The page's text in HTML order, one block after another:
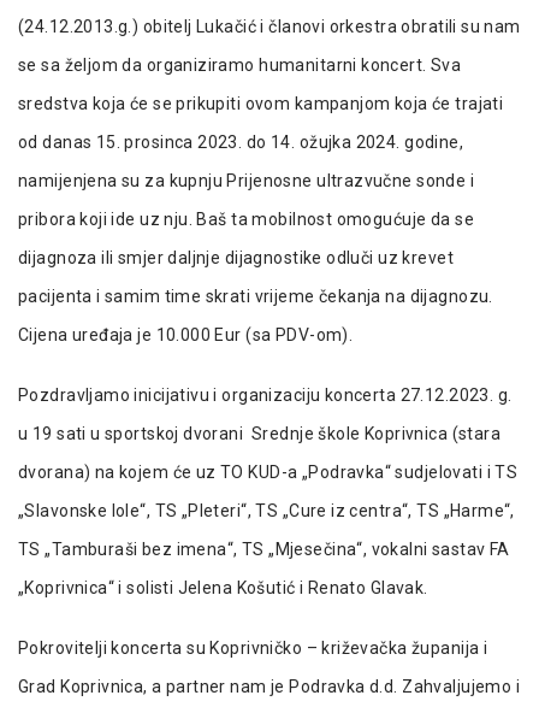
(24.12.2013.g.) obitelj Lukačić i članovi orkestra obratili su nam
se sa željom da organiziramo humanitarni koncert. Sva
sredstva koja će se prikupiti ovom kampanjom koja će trajati
od danas 15. prosinca 2023. do 14. ožujka 2024. godine,
namijenjena su za kupnju Prijenosne ultrazvučne sonde i
pribora koji ide uz nju. Baš ta mobilnost omogućuje da se
dijagnoza ili smjer daljnje dijagnostike odluči uz krevet
pacijenta i samim time skrati vrijeme čekanja na dijagnozu.
Cijena uređaja je 10.000 Eur (sa PDV-om).
Pozdravljamo inicijativu i organizaciju koncerta 27.12.2023. g.
u 19 sati u sportskoj dvorani Srednje škole Koprivnica (stara
dvorana) na kojem će uz TO KUD-a „Podravka“ sudjelovati i TS
„Slavonske lole“, TS „Pleteri“, TS „Cure iz centra“, TS „Harme“,
TS „Tamburaši bez imena“, TS „Mjesečina“, vokalni sastav FA
„Koprivnica“ i solisti Jelena Košutić i Renato Glavak.
Pokrovitelji koncerta su Koprivničko – križevačka županija i
Grad Koprivnica, a partner nam je Podravka d.d. Zahvaljujemo i